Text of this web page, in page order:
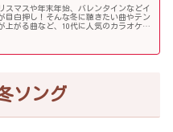
スマスや年末年始、バレンタインなどイ
目白押し！そんな冬に聴きたい曲やテン
上がる曲など、10代に人気のカラオケソ
ソング